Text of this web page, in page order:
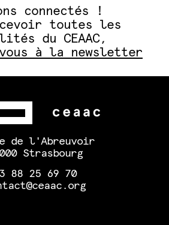
connectés !
toutes les
du CEAAC,
à la newsletter
de l'Abreuvoir
Strasbourg
88 25 69 70